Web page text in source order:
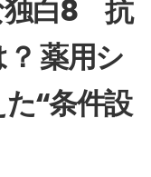
独白8 抗
薬用シ
“条件設